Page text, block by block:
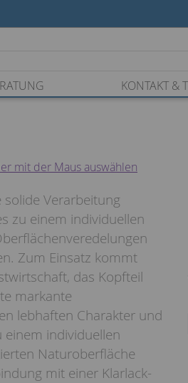
KONTAKT &
Verarbeitung
zu einem individuellen
Zum Einsatz kommt
das Kopfteil
markante
lebhaften Charakter und
einem individuellen
Naturoberfläche
mit einer Klarlack-